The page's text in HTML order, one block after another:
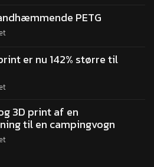
PETG
er nu 142% større til
3D print af en
til en campingvogn